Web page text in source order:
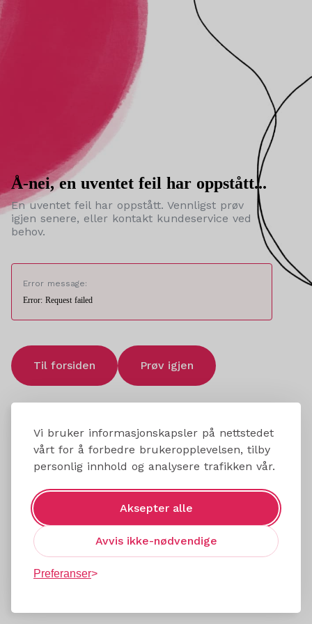
Vi bruker informasjonskapsler på nettstedet
vårt for å forbedre brukeropplevelsen, tilby
personlig innhold og analysere trafikken vår.
Aksepter alle
Avvis ikke-nødvendige
Preferanser
Å-nei, en uventet feil har oppstått...
En uventet feil har oppstått. Vennligst prøv
igjen senere, eller kontakt kundeservice ved
behov.
Error message:
Error: Request failed
Til forsiden Prøv igjen